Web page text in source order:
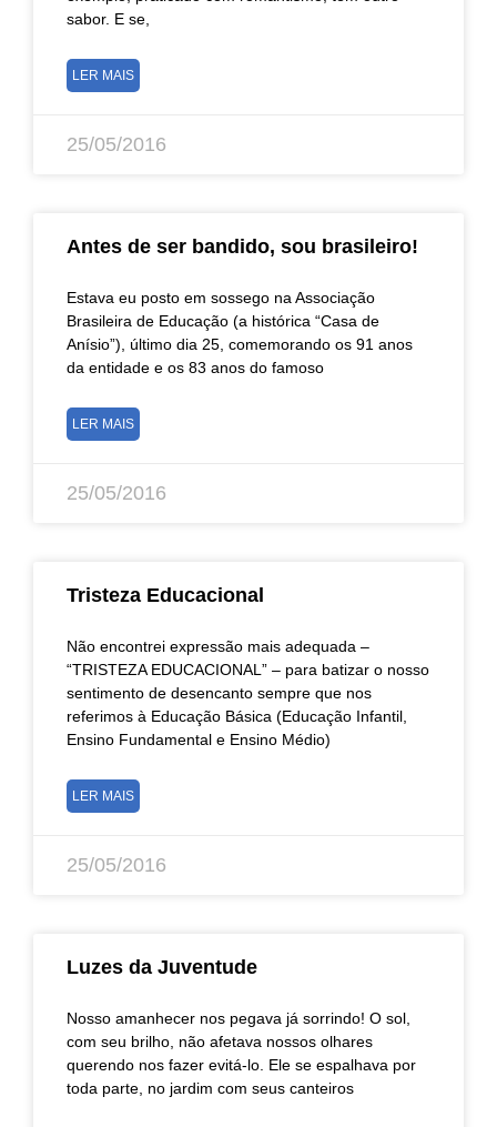
sabor. E se,
LER MAIS
25/05/2016
Antes de ser bandido, sou brasileiro!
Estava eu posto em sossego na Associação
Brasileira de Educação (a histórica “Casa de
Anísio”), último dia 25, comemorando os 91 anos
da entidade e os 83 anos do famoso
LER MAIS
25/05/2016
Tristeza Educacional
Não encontrei expressão mais adequada –
“TRISTEZA EDUCACIONAL” – para batizar o nosso
sentimento de desencanto sempre que nos
referimos à Educação Básica (Educação Infantil,
Ensino Fundamental e Ensino Médio)
LER MAIS
25/05/2016
Luzes da Juventude
Nosso amanhecer nos pegava já sorrindo! O sol,
com seu brilho, não afetava nossos olhares
querendo nos fazer evitá-lo. Ele se espalhava por
toda parte, no jardim com seus canteiros